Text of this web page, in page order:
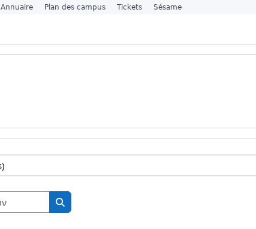
Αναζήτηση μαθημάτων
Αναζήτηση μαθημάτων
Annuaire Plan des campus Tickets Sésame